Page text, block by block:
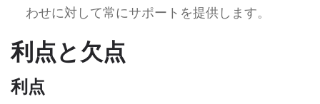
わせに対して常にサポートを提供します。
利点と欠点
利点